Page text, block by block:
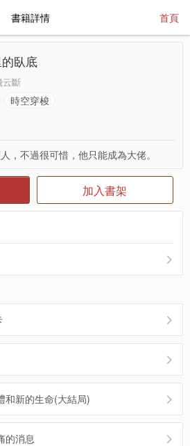
書籍詳情 首頁
臥底
云斷
時空穿梭
，不過很可惜，他只能成為大佬。
加入書架
和新的生命(大結局)
的消息